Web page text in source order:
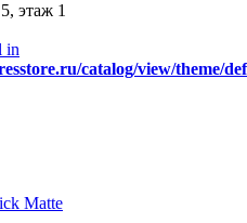
этаж 1
in
catalog/view/theme/
Matte